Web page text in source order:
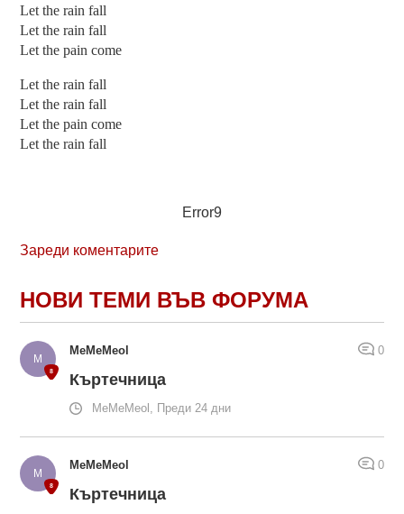
Let the rain fall
Let the rain fall
Let the pain come
Let the rain fall
Let the rain fall
Let the pain come
Let the rain fall
Error9
Зареди коментарите
НОВИ ТЕМИ ВЪВ ФОРУМА
MeMeMeol 0
Къртечница
MeMeMeol, Преди 24 дни
MeMeMeol 0
Къртечница